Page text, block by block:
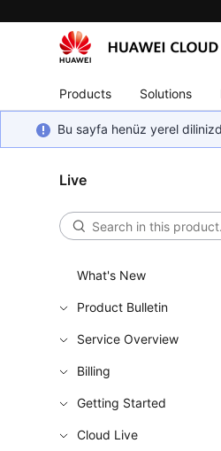
Products Solutions
Bu sayfa henüz yerel
Live
What's New
Product Bulletin
Service Overview
Billing
Getting Started
Cloud Live